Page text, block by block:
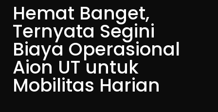
Hemat Banget,
Ternyata Segini
Biaya Operasional
Aion UT untuk
Mobilitas Harian